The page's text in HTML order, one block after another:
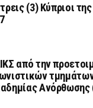
(3) Κύπριοι
από την